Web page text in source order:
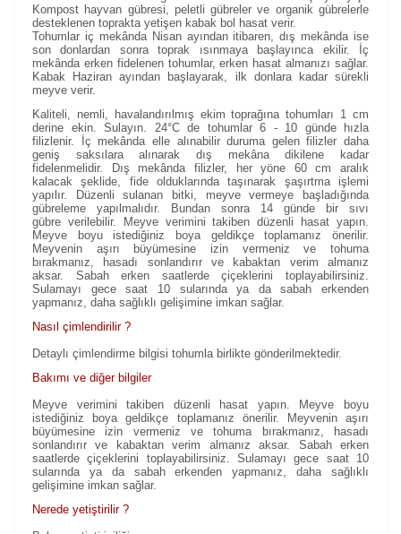
Kompost hayvan gübresi, peletli gübreler ve organik gübrelerle
desteklenen toprakta yetişen kabak bol hasat verir.
Tohumlar iç mekânda Nisan ayından itibaren, dış mekânda ise
son donlardan sonra toprak ısınmaya başlayınca ekilir. İç
mekânda erken fidelenen tohumlar, erken hasat almanızı sağlar.
Kabak Haziran ayından başlayarak, ilk donlara kadar sürekli
meyve verir.
Kaliteli, nemli, havalandırılmış ekim toprağına tohumları 1 cm
derine ekin. Sulayın. 24°C de tohumlar 6 - 10 günde hızla
filizlenir. İç mekânda elle alınabilir duruma gelen filizler daha
geniş saksılara alınarak dış mekâna dikilene kadar
fidelenmelidir. Dış mekânda filizler, her yöne 60 cm aralık
kalacak şeklide, fide olduklarında taşınarak şaşırtma işlemi
yapılır. Düzenli sulanan bitki, meyve vermeye başladığında
gübreleme yapılmalıdır. Bundan sonra 14 günde bir sıvı
gübre verilebilir. Meyve verimini takiben düzenli hasat yapın.
Meyve boyu istediğiniz boya geldikçe toplamanız önerilir.
Meyvenin aşırı büyümesine izin vermeniz ve tohuma
bırakmanız, hasadı sonlandırır ve kabaktan verim almanız
aksar. Sabah erken saatlerde çiçeklerini toplayabilirsiniz.
Sulamayı gece saat 10 sularında ya da sabah erkenden
yapmanız, daha sağlıklı gelişimine imkan sağlar.
Nasıl çimlendirilir ?
Detaylı çimlendirme bilgisi tohumla birlikte gönderilmektedir.
Bakımı ve diğer bilgiler
Meyve verimini takiben düzenli hasat yapın. Meyve boyu
istediğiniz boya geldikçe toplamanız önerilir. Meyvenin aşırı
büyümesine izin vermeniz ve tohuma bırakmanız, hasadı
sonlandırır ve kabaktan verim almanız aksar. Sabah erken
saatlerde çiçeklerini toplayabilirsiniz. Sulamayı gece saat 10
sularında ya da sabah erkenden yapmanız, daha sağlıklı
gelişimine imkan sağlar.
Nerede yetiştirilir ?